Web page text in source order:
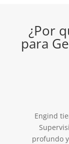
¿Por
para
Engind
profundo